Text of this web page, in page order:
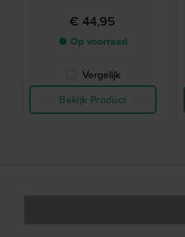
€ 44,95
● Op voorraad
Vergelijk
Bekijk Product